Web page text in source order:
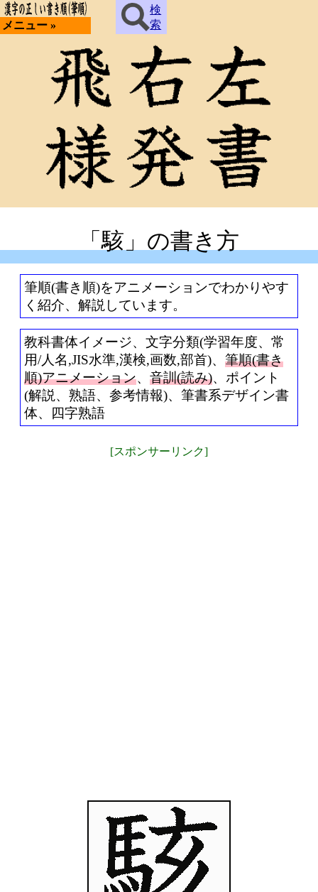
メニュー »
検
索
「駭」の書き方
筆順(書き順)をアニメーションでわかりやす
く紹介、解説しています。
教科書体イメージ、文字分類(学習年度、常
用/人名,JIS水準,漢検,画数,部首)、 筆順(書き
順)アニメーション、 音訓(読み)、ポイント
(解説、熟語、参考情報)、筆書系デザイン書
体、四字熟語
[スポンサーリンク]